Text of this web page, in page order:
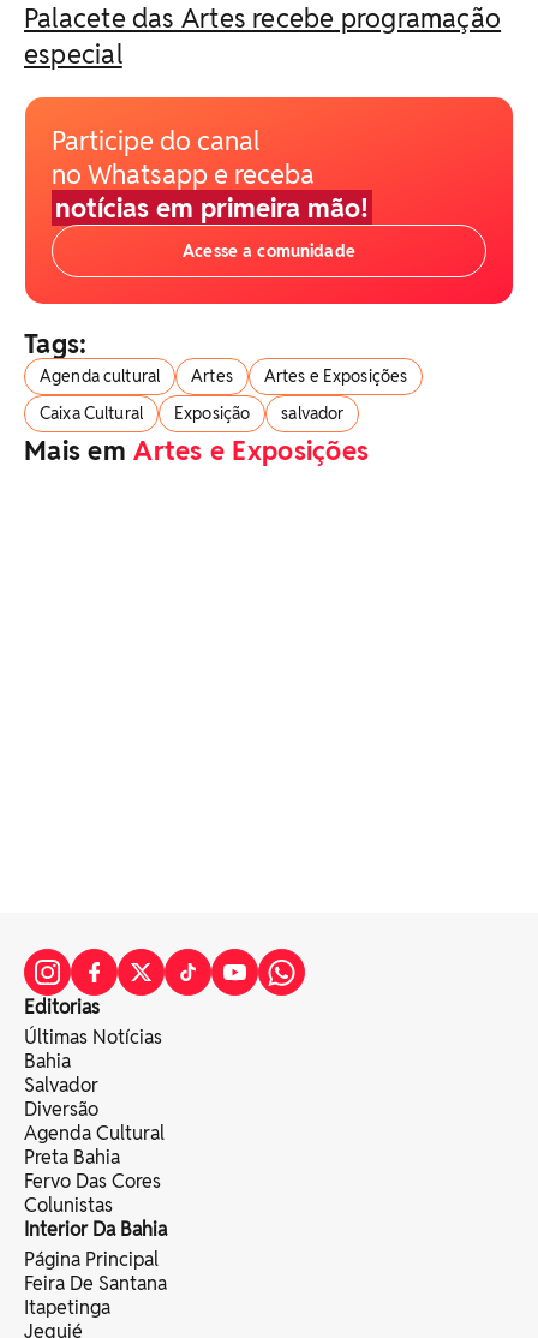
Palacete das Artes recebe programação
especial
Participe do canal
no Whatsapp e receba
notícias em primeira mão!
Acesse a comunidade
Tags:
Agenda cultural Artes
Artes e Exposições
Caixa Cultural
Exposição salvador
Mais emArtes e Exposições
Editorias
Últimas Notícias
Bahia
Salvador
Diversão
Agenda Cultural
Preta Bahia
Fervo Das Cores
Colunistas
Interior Da Bahia
Página Principal
Feira De Santana
Itapetinga
Jequié